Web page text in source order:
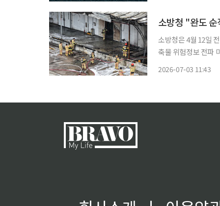
소방청 "완도
소방청은 4월 12일
축물 위험정보 전파
2026-07-03 11:43